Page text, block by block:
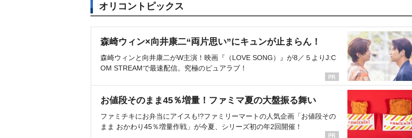
オリコントピックス
森崎ウィン×向井康二“両片思い”にキュンが止まらん！
森崎ウィンと向井康二がW主演！映画『（LOVE SONG）』が8／５よりJ:C
OM STREAMで最速配信。究極のピュアラブ！
お値段そのまま45％増量！ファミマ夏の大盤振る舞い
ファミチキにお弁当にアイスも!?ファミリーマートの人気企画「お値段その
まま おかわり45％増量作戦」が今夏、シリーズ初の年2回開催！